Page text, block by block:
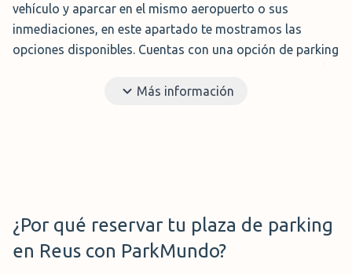
vehículo y aparcar en el mismo aeropuerto o sus
inmediaciones, en este apartado te mostramos las
opciones disponibles. Cuentas con una opción de parking
inmediaciones del aeropuerto.
terminal.
Más información
¿Por qué reservar tu plaza de parking
en Reus con ParkMundo?